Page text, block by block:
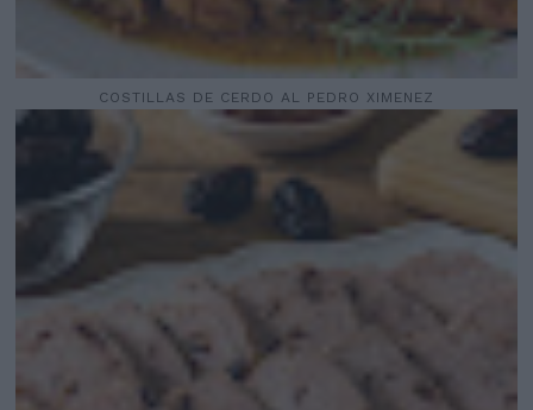
COSTILLAS DE CERDO AL PEDRO XIMENEZ